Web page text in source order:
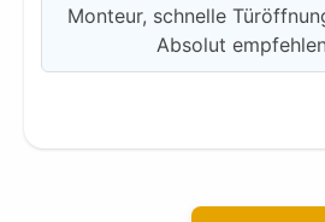
Monteur, schnelle
Absolut